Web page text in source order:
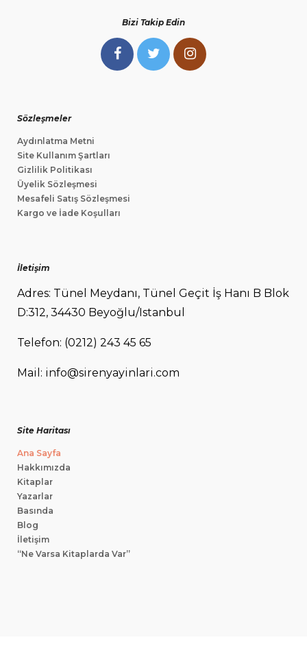
Bizi Takip Edin
Sözleşmeler
Aydınlatma Metni
Site Kullanım Şartları
Gizlilik Politikası
Üyelik Sözleşmesi
Mesafeli Satış Sözleşmesi
Kargo ve İade Koşulları
İletişim
Adres: Tünel Meydanı, Tünel Geçit İş Hanı B Blok
D:312, 34430 Beyoğlu/Istanbul
Telefon: (0212) 243 45 65
Mail: info@sirenyayinlari.com
Site Haritası
Ana Sayfa
Hakkımızda
Kitaplar
Yazarlar
Basında
Blog
İletişim
“Ne Varsa Kitaplarda Var”